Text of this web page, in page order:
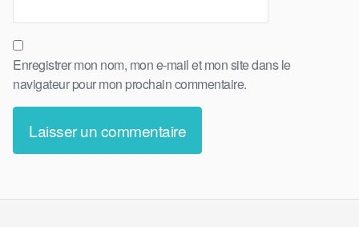
Enregistrer mon nom, mon e-mail et mon site dans le
navigateur pour mon prochain commentaire.